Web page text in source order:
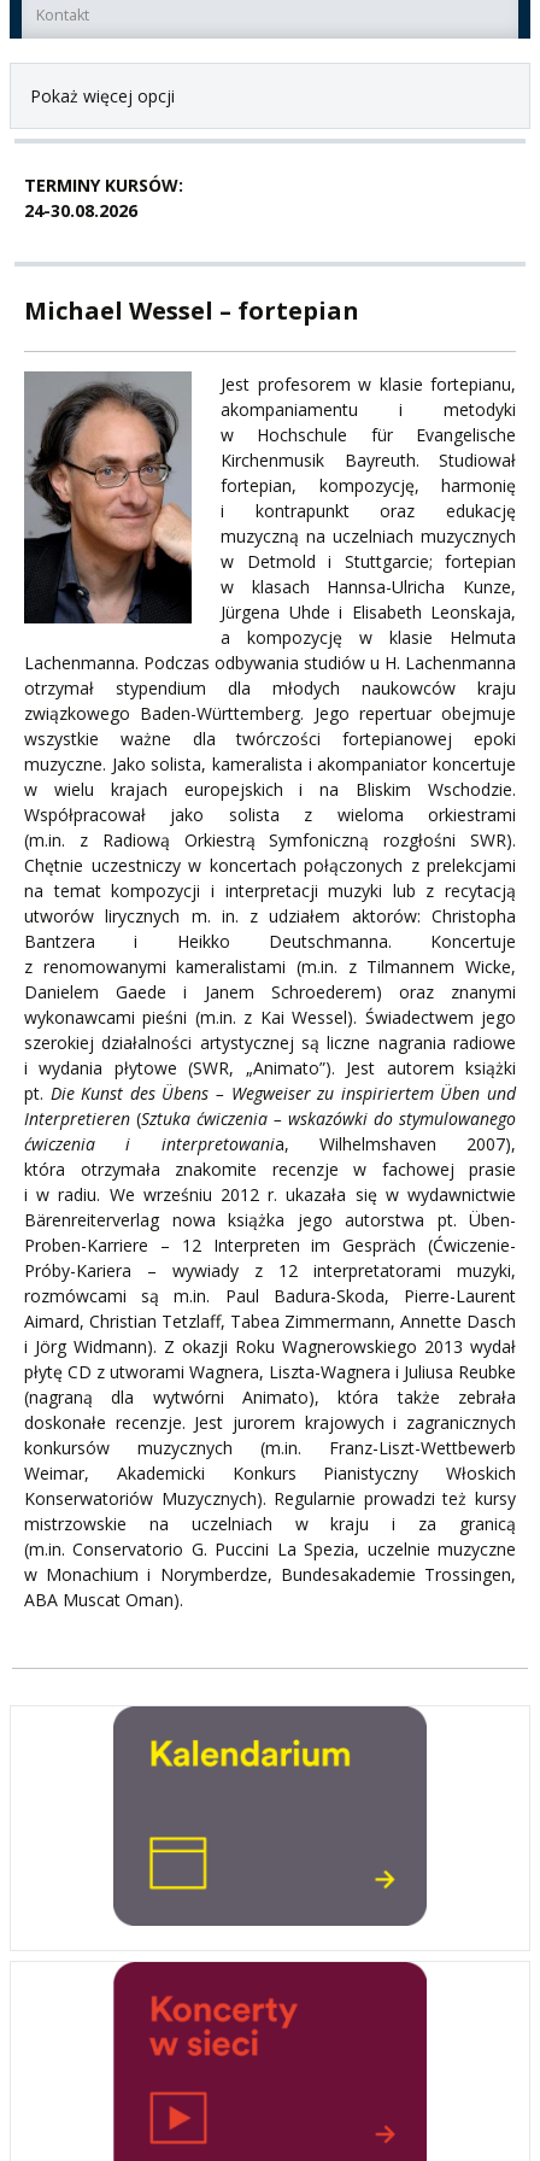
Kontakt
Pokaż więcej opcji
TERMINY KURSÓW:
24-30.08.2026
Michael Wessel – fortepian
Jest profesorem w klasie fortepianu,
akompaniamentu i metodyki
w Hochschule für Evangelische
Kirchenmusik Bayreuth. Studiował
fortepian, kompozycję, harmonię
i kontrapunkt oraz edukację
muzyczną na uczelniach muzycznych
w Detmold i Stuttgarcie; fortepian
w klasach Hannsa-Ulricha Kunze,
Jürgena Uhde i Elisabeth Leonskaja,
a kompozycję w klasie Helmuta
Lachenmanna. Podczas odbywania studiów u H. Lachenmanna
otrzymał stypendium dla młodych naukowców kraju
związkowego Baden-Württemberg. Jego repertuar obejmuje
wszystkie ważne dla twórczości fortepianowej epoki
muzyczne. Jako solista, kameralista i akompaniator koncertuje
w wielu krajach europejskich i na Bliskim Wschodzie.
Współpracował jako solista z wieloma orkiestrami
(m.in. z Radiową Orkiestrą Symfoniczną rozgłośni SWR).
Chętnie uczestniczy w koncertach połączonych z prelekcjami
na temat kompozycji i interpretacji muzyki lub z recytacją
utworów lirycznych m. in. z udziałem aktorów: Christopha
Bantzera i Heikko Deutschmanna. Koncertuje
z renomowanymi kameralistami (m.in. z Tilmannem Wicke,
Danielem Gaede i Janem Schroederem) oraz znanymi
wykonawcami pieśni (m.in. z Kai Wessel). Świadectwem jego
szerokiej działalności artystycznej są liczne nagrania radiowe
i wydania płytowe (SWR, „Animato”). Jest autorem książki
pt. Die Kunst des Übens – Wegweiser zu inspiriertem Üben und
Interpretieren (Sztuka ćwiczenia – wskazówki do stymulowanego
ćwiczenia i interpretowania, Wilhelmshaven 2007),
która otrzymała znakomite recenzje w fachowej prasie
i w radiu. We wrześniu 2012 r. ukazała się w wydawnictwie
Bärenreiterverlag nowa książka jego autorstwa pt. Üben-
Proben-Karriere – 12 Interpreten im Gespräch (Ćwiczenie-
Próby-Kariera – wywiady z 12 interpretatorami muzyki,
rozmówcami są m.in. Paul Badura-Skoda, Pierre-Laurent
Aimard, Christian Tetzlaff, Tabea Zimmermann, Annette Dasch
i Jörg Widmann). Z okazji Roku Wagnerowskiego 2013 wydał
płytę CD z utworami Wagnera, Liszta-Wagnera i Juliusa Reubke
(nagraną dla wytwórni Animato), która także zebrała
doskonałe recenzje. Jest jurorem krajowych i zagranicznych
konkursów muzycznych (m.in. Franz-Liszt-Wettbewerb
Weimar, Akademicki Konkurs Pianistyczny Włoskich
Konserwatoriów Muzycznych). Regularnie prowadzi też kursy
mistrzowskie na uczelniach w kraju i za granicą
(m.in. Conservatorio G. Puccini La Spezia, uczelnie muzyczne
w Monachium i Norymberdze, Bundesakademie Trossingen,
ABA Muscat Oman).